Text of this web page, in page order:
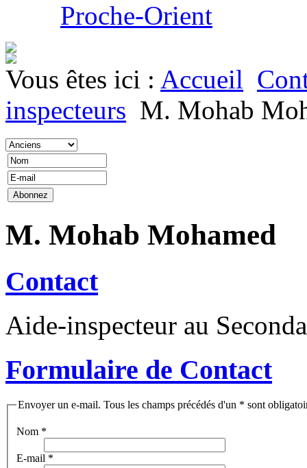
Proche-Orient
Vous êtes ici : Accueil
inspecteurs M. Mohab
M. Mohab Mohamed
Contact
Aide-inspecteur au
Formulaire de Contact
Envoyer un e-mail. Tous les champs précédés d'un * sont
Nom *
E-mail *